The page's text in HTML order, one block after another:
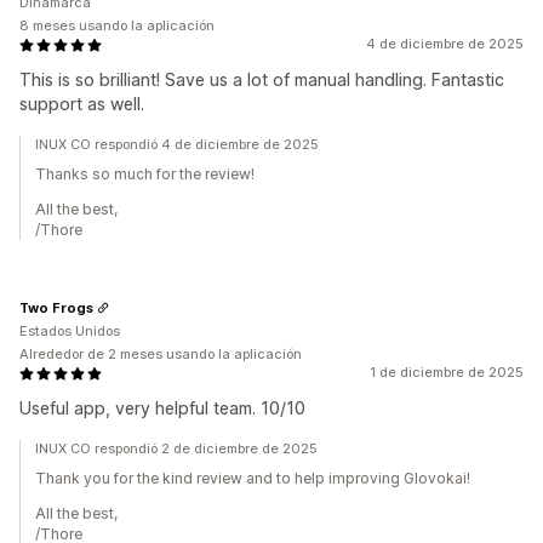
4 de diciembre de 2025
This is so brilliant! Save us a lot of manual handling. Fantastic
support as well.
8 meses usando la aplicación
INUX CO respondió 4 de diciembre de 2025
Thanks so much for the review!
All the best,
/Thore
1 de diciembre de 2025
Useful app, very helpful team. 10/10
Two Frogs
Estados Unidos
Alrededor de 2 meses usando la aplicación
INUX CO respondió 2 de diciembre de 2025
Thank you for the kind review and to help improving Glovokai!
All the best,
/Thore